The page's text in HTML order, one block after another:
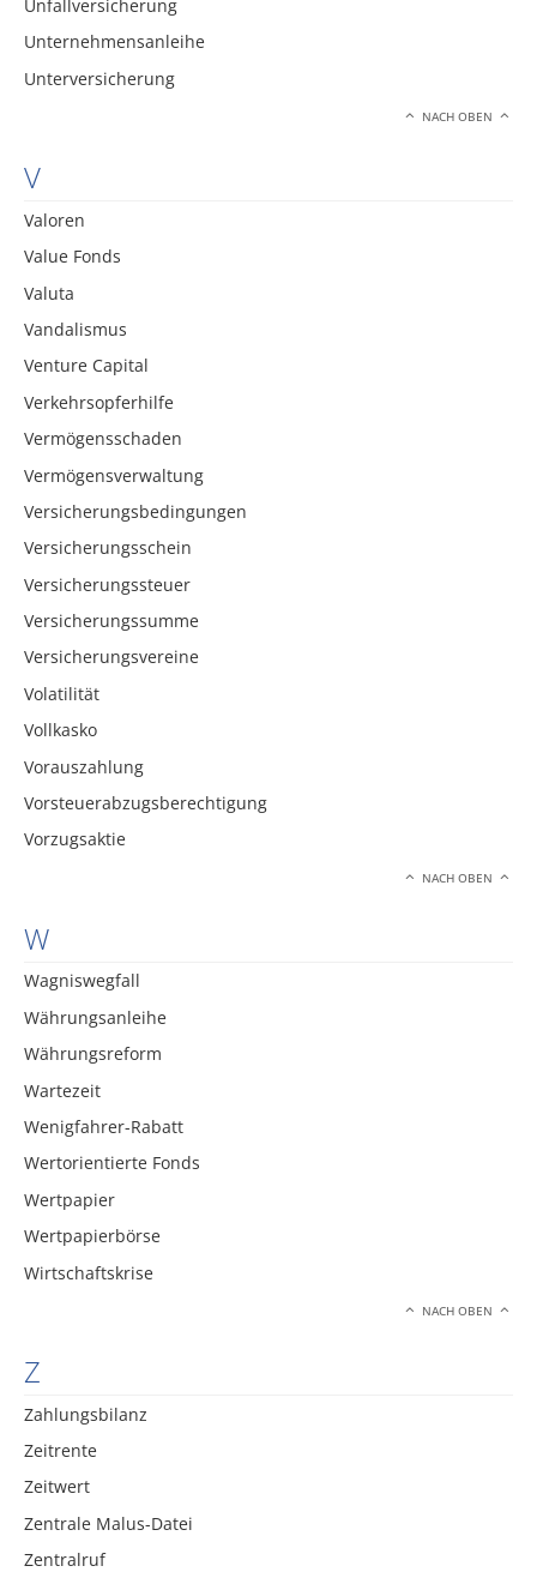
Unfallversicherung
Unternehmensanleihe
Unterversicherung
NACH OBEN
V
Valoren
Value Fonds
Valuta
Vandalismus
Venture Capital
Verkehrsopferhilfe
Vermögensschaden
Vermögensverwaltung
Versicherungsbedingungen
Versicherungsschein
Versicherungssteuer
Versicherungssumme
Versicherungsvereine
Volatilität
Vollkasko
Vorauszahlung
Vorsteuerabzugsberechtigung
Vorzugsaktie
NACH OBEN
W
Wagniswegfall
Währungsanleihe
Währungsreform
Wartezeit
Wenigfahrer-Rabatt
Wertorientierte Fonds
Wertpapier
Wertpapierbörse
Wirtschaftskrise
NACH OBEN
Z
Zahlungsbilanz
Zeitrente
Zeitwert
Zentrale Malus-Datei
Zentralruf